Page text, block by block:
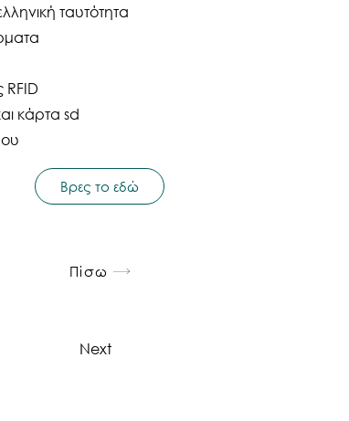
ταυτότητα
RFID
κάρτα sd
Βρες το εδώ
Πίσω
Next